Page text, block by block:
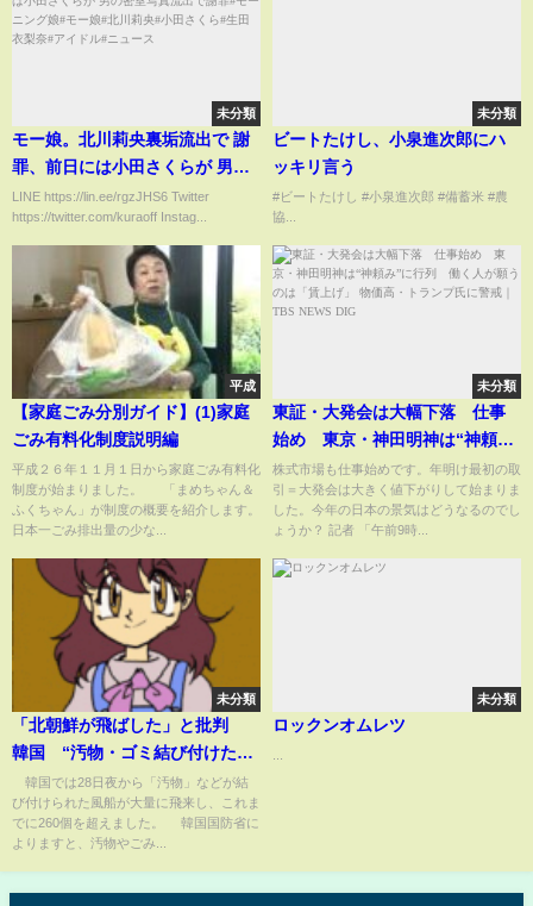
未分類
モー娘。北川莉央裏垢流出で 謝
罪、前日には小田さくらが 男の
密室写真流出で謝罪#モーニング
娘#モー娘#北川莉央#小田さくら
#生田衣梨奈#アイドル#ニュース
LINE https://lin.ee/rgzJHS6 Twitter
https://twitter.com/kuraoff Instag...
未分類
ビートたけし、小泉進次郎にハ
ッキリ言う
#ビートたけし #小泉進次郎 #備蓄米 #農
協...
平成
【家庭ごみ分別ガイド】(1)家庭
ごみ有料化制度説明編
平成２６年１１月１日から家庭ごみ有料化
制度が始まりました。 「まめちゃん＆
ふくちゃん」が制度の概要を紹介します。
日本一ごみ排出量の少な...
未分類
東証・大発会は大幅下落 仕事
始め 東京・神田明神は“神頼
み”に行列 働く人が願うのは
「賃上げ」 物価高・トランプ氏
に警戒｜TBS NEWS DIG
株式市場も仕事始めです。年明け最初の取
引＝大発会は大きく値下がりして始まりま
した。今年の日本の景気はどうなるのでし
ょうか？ 記者 「午前9時...
未分類
「北朝鮮が飛ばした」と批判
韓国 “汚物・ゴミ結び付けた風
船”飛来相次ぎ軍が出動(2024年5
月29日)
韓国では28日夜から「汚物」などが結
び付けられた風船が大量に飛来し、これま
でに260個を超えました。 韓国国防省に
よりますと、汚物やごみ...
未分類
ロックンオムレツ